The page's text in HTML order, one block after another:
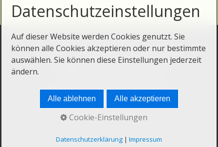
Startseite Kontakt Impressum
© 2026 Naturbaustoffe Zwickau
Datenschutzeinstellungen
Auf dieser Website werden Cookies genutzt. Sie
können alle Cookies akzeptieren oder nur bestimmte
auswählen. Sie können diese Einstellungen jederzeit
ändern.
Alle ablehnen Alle akzeptieren
Cookie-Einstellungen
Datenschutzerklärung| Impressum